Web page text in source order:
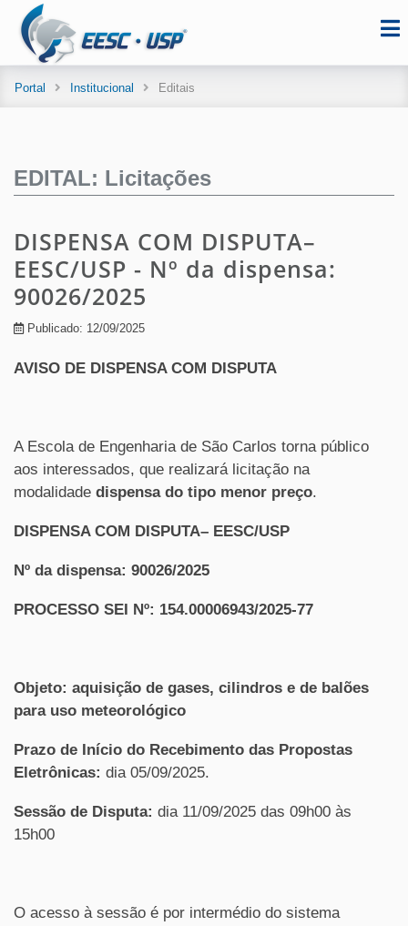
Portal Institucional Editais
EDITAL: Licitações
DISPENSA COM DISPUTA–
EESC/USP - Nº da dispensa:
90026/2025
Publicado: 12/09/2025
AVISO DE DISPENSA COM DISPUTA
A Escola de Engenharia de São Carlos torna público
aos interessados, que realizará licitação na
modalidade dispensa do tipo menor preço.
DISPENSA COM DISPUTA– EESC/USP
Nº da dispensa: 90026/2025
PROCESSO SEI Nº: 154.00006943/2025-77
Objeto: aquisição de gases, cilindros e de balões
para uso meteorológico
Prazo de Início do Recebimento das Propostas
Eletrônicas: dia 05/09/2025.
Sessão de Disputa: dia 11/09/2025 das 09h00 às
15h00
O acesso à sessão é por intermédio do sistema